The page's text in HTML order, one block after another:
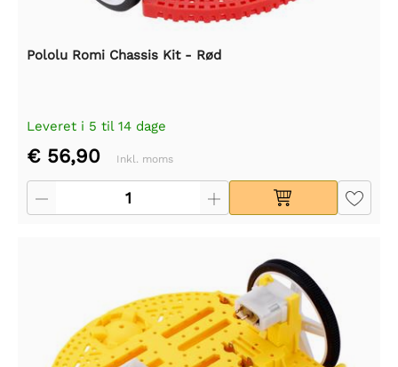
Pololu Romi Chassis Kit - Rød
Leveret i 5 til 14 dage
€ 56,90 Inkl. moms